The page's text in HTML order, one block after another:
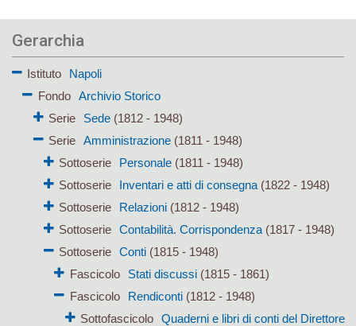
Gerarchia
Istituto
Napoli
Fondo
Archivio Storico
Serie
Sede(1812 - 1948)
Serie Amministrazione(1811 - 1948)
Sottoserie
Personale (1811 - 1948)
Sottoserie
Inventari e atti di consegna (1822 - 1948)
Sottoserie
Relazioni (1812 - 1948)
Sottoserie
Contabilità. Corrispondenza (1817 - 1948)
Sottoserie
Conti (1815 - 1948)
Fascicolo
Stati discussi(1815 - 1861)
Fascicolo
Rendiconti(1812 - 1948)
Sottofascicolo Quaderni e libri di conti del Direttore